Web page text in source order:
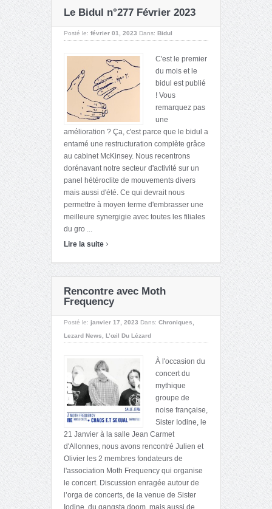
Le Bidul n°277 Février 2023
Posté le: février 01, 2023 Dans: Bidul
C'est le premier
du mois et le
bidul est publié
! Vous
remarquez pas
une
amélioration ? Ça, c'est parce que le bidul a
entamé une restructuration complète grâce
au cabinet McKinsey. Nous recentrons
dorénavant notre secteur d'activité sur un
panel hétéroclite de mouvements divers
mais aussi d'été. Ce qui devrait nous
permettre à moyen terme d'embrasser une
meilleure synergigie avec toutes les filiales
du gro ...
Lire la suite ›
Rencontre avec Moth
Frequency
Posté le: janvier 17, 2023 Dans: Chroniques
Lezard News
L’œil Du Lézard
À l'occasion du
concert du
mythique
groupe de
noise française,
Sister Iodine, le
21 Janvier à la salle Jean Carmet
d'Allonnes, nous avons rencontré Julien et
Olivier les 2 membres fondateurs de
l'association Moth Frequency qui organise
le concert. Discussion enragée autour de
l’orga de concerts, de la venue de Sister
Iodine, du gangsta doom, mais aussi de